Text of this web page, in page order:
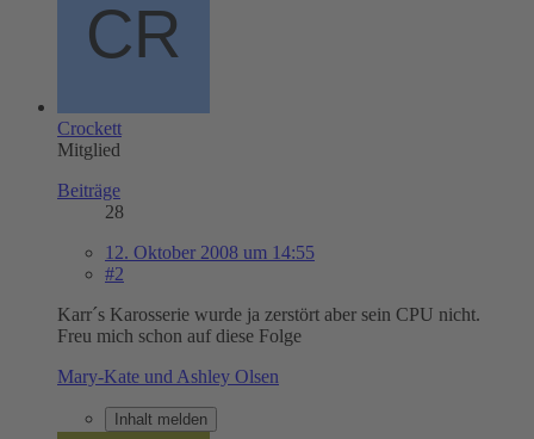
Crockett
Mitglied
Beiträge
28
12. Oktober 2008 um 14:55
#2
Karr´s Karosserie wurde ja zerstört aber sein CPU nicht.
Freu mich schon auf diese Folge
Mary-Kate und Ashley Olsen
Inhalt melden